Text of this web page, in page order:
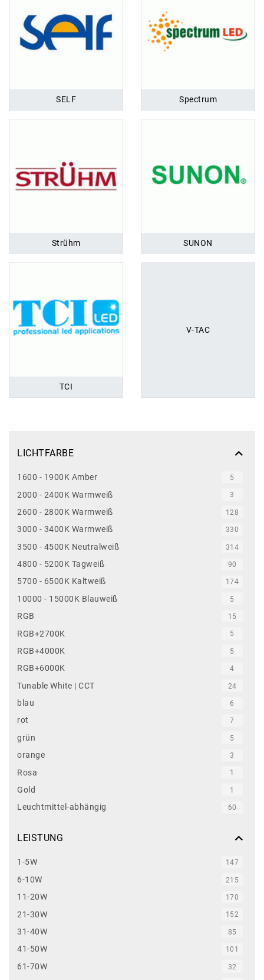
SELF Spectrum
Strühm SUNON
TCI
V-TAC
LICHTFARBE
1600 - 1900K Amber 5
2000 - 2400K Warmweiß 3
2600 - 2800K Warmweiß 128
3000 - 3400K Warmweiß 330
3500 - 4500K Neutralweiß 314
4800 - 5200K Tagweiß 90
5700 - 6500K Kaltweiß 174
10000 - 15000K Blauweiß 5
RGB 15
RGB+2700K 5
RGB+4000K 5
RGB+6000K 4
Tunable White | CCT 24
blau 6
rot 7
grün 5
orange 3
Rosa 1
Gold 1
Leuchtmittel-abhängig 60
LEISTUNG
1-5W 147
6-10W 215
11-20W 170
21-30W 152
31-40W 85
41-50W 101
61-70W 32